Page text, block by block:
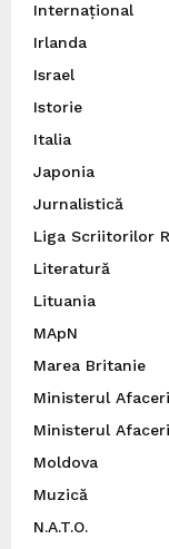
Internațional
Irlanda
Israel
Istorie
Italia
Japonia
Jurnalistică
Liga Scriitorilor
Literatură
Lituania
MApN
Marea Britanie
Ministerul
Ministerul
Moldova
Muzică
N.A.T.O.